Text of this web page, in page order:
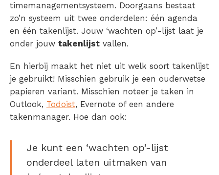
timemanagementsysteem. Doorgaans bestaat
zo’n systeem uit twee onderdelen: één agenda
en één takenlijst. Jouw ‘wachten op’-lijst laat je
onder jouw takenlijst vallen.
En hierbij maakt het niet uit welk soort takenlijst
je gebruikt! Misschien gebruik je een ouderwetse
papieren variant. Misschien noteer je taken in
Outlook, Todoist, Evernote of een andere
takenmanager. Hoe dan ook:
Je kunt een ‘wachten op’-lijst
onderdeel laten uitmaken van